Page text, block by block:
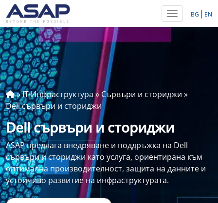
Toggle
BG EN
»IT Инфраструктура» Сървъри и сториджи »
Dell сървъри и сториджи
Dell сървъри и сториджи
ASAP предлага внедряване и поддръжка на Dell
сървъри и сториджи като услуга, ориентирана към
оптимална производителност, защита на данните и
устойчиво развитие на инфраструктурата.